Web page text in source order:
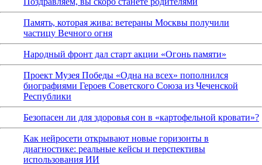
Память, которая жива: ветераны Москвы получили
частицу Вечного огня
Народный фронт дал старт акции «Огонь памяти»
Проект Музея Победы «Одна на всех» пополнился
биографиями Героев Советского Союза из Чеченской
Республики
Безопасен ли для здоровья сон в «картофельной кровати»?
Как нейросети открывают новые горизонты в
диагностике: реальные кейсы и перспективы
использования ИИ